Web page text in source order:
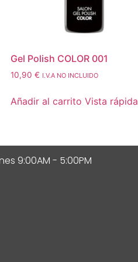
Gel Polish COLOR 001
10,90€ I.V.A NO INCLUIDO
Añadir al carrito Vista rápida
9:00AM - 5:00PM